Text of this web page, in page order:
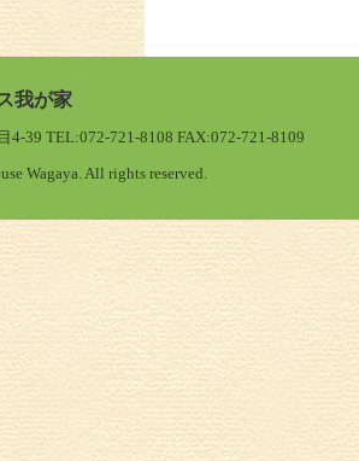
我が家
4-39 TEL:072-721-8108 FAX:072-721-8109
Wagaya. All rights reserved.